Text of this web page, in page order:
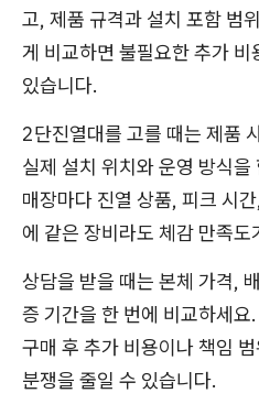
고, 제품 규격과 설치 포함 범
게 비교하면 불필요한 추가
있습니다.
2단진열대를 고를 때는 제품
실제 설치 위치와 운영 방식
매장마다 진열 상품, 피크 시
에 같은 장비라도 체감 만족
상담을 받을 때는 본체 가격,
증 기간을 한 번에 비교하세
구매 후 추가 비용이나 책임
분쟁을 줄일 수 있습니다.